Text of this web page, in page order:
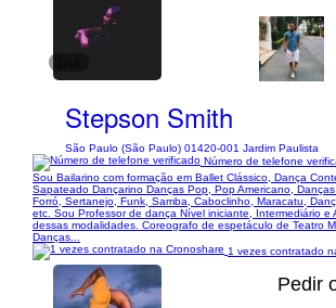
Stepson Smith
São Paulo (São Paulo) 01420-001 Jardim Paulista
Número de telefone
Sou Bailarino com formação em Ballet Clássico, Dança
Sapateado Dançarino Danças Pop, Pop Americano, Danças
Forró, Sertanejo, Funk, Samba, Caboclinho, Maracatu,
etc. Sou Professor de dança Nível iniciante, Intermediário e
dessas modalidades. Coreografo de espetáculo de Teatro
Danças...
1 vezes contratado
Pedir